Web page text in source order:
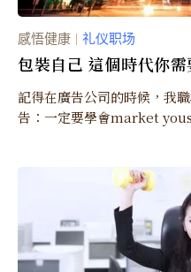
感悟健康 礼仪职场
包裝自己 這個時代你
記得在廣告公司的時候，我
告：一定要學會market